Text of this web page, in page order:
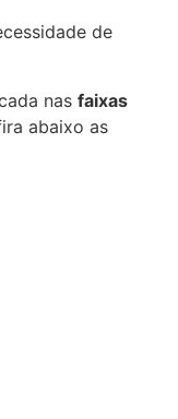
de
nas faixas
abaixo as